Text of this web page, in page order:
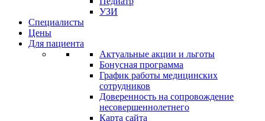
УЗИ
Специалисты
Цены
Для пациента
Актуальные акции и льготы
Бонусная программа
График работы медицинских
сотрудников
Доверенность на сопровождение
несовершеннолетнего
Карта сайта